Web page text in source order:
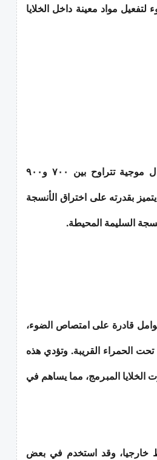
مواد معينة داخل الخلايا
يعد الضوء القريب من الأشعة تحت الحمراء، بأطوال موجية تتراوح بين ٧٠٠ و٩٠٠
بقدرته على اختراق الأنسجة
السليمة المحيطة.
قادرة على امتصاص الضوء،
الحمراء القريبة. وتؤدي هذه
الخلايا المبرمج، مما يساهم في
خارجيا، وقد استخدم في بعض